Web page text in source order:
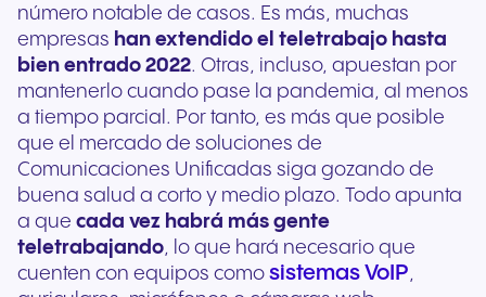
número notable de casos. Es más, muchas
empresas han extendido el teletrabajo hasta
bien entrado 2022. Otras, incluso, apuestan por
mantenerlo cuando pase la pandemia, al menos
a tiempo parcial. Por tanto, es más que posible
que el mercado de soluciones de
Comunicaciones Unificadas siga gozando de
buena salud a corto y medio plazo. Todo apunta
a que cada vez habrá más gente
teletrabajando, lo que hará necesario que
cuenten con equipos como sistemas VoIP,